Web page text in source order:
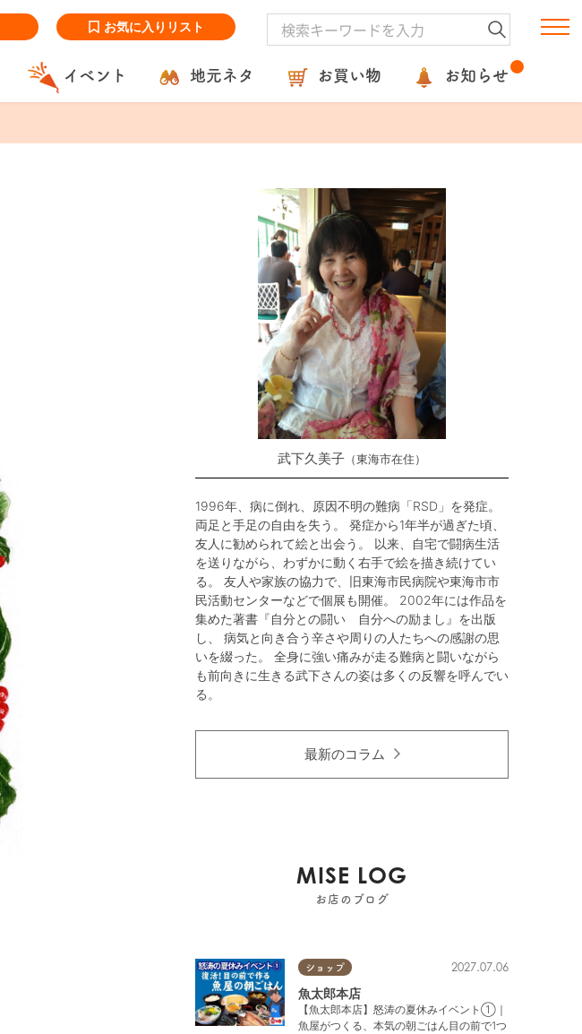
お気に入りリスト
イベント 地元ネタ お買い物 お知らせ
武下久美子 東海市在住
1996年、病に倒れ、原因不明の難病「RSD」を発症。
両足と手足の自由を失う。 発症から1年半が過ぎた頃、
友人に勧められて絵と出会う。 以来、自宅で闘病生活
を送りながら、わずかに動く右手で絵を描き続けてい
る。 友人や家族の協力で、旧東海市民病院や東海市市
民活動センターなどで個展も開催。 2002年には作品を
集めた著書『自分との闘い 自分への励まし』を出版
し、 病気と向き合う辛さや周りの人たちへの感謝の思
いを綴った。 全身に強い痛みが走る難病と闘いながら
も前向きに生きる武下さんの姿は多くの反響を呼んでい
る。
最新のコラム
MISE LOG
お店のブログ
ショップ 2027.07.06
魚太郎本店
【魚太郎本店】怒涛の夏休みイベント①｜
魚屋がつくる、本気の朝ごはん目の前で1つ